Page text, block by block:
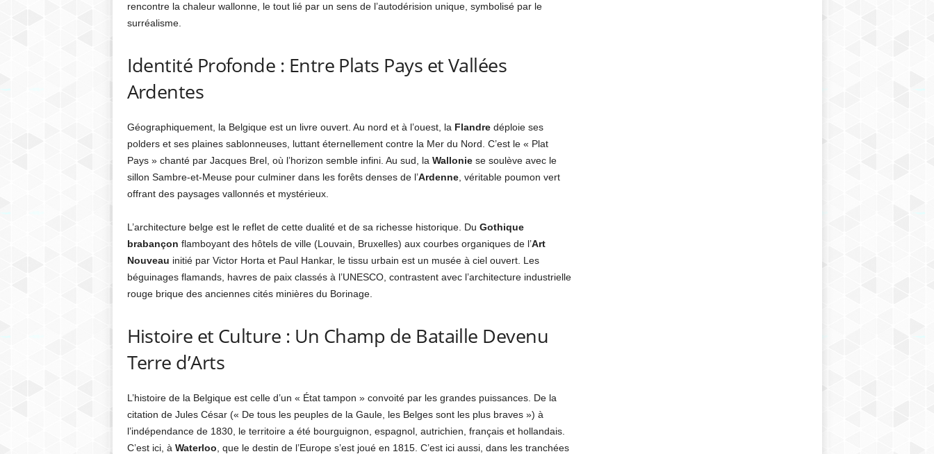
rencontre la chaleur wallonne, le tout lié par un sens de l’autodérision unique, symbolisé par le
surréalisme.
Identité Profonde : Entre Plats Pays et Vallées
Ardentes
Géographiquement, la Belgique est un livre ouvert. Au nord et à l’ouest, la Flandredéploie ses
polders et ses plaines sablonneuses, luttant éternellement contre la Mer du Nord. C’est le « Plat
Pays » chanté par Jacques Brel, où l’horizon semble infini. Au sud, la Walloniese soulève avec le
sillon Sambre-et-Meuse pour culminer dans les forêts denses de l’Ardenne, véritable poumon vert
offrant des paysages vallonnés et mystérieux.
L’architecture belge est le reflet de cette dualité et de sa richesse historique. Du Gothique
brabançon flamboyant des hôtels de ville (Louvain, Bruxelles) aux courbes organiques de l’Art
Nouveau initié par Victor Horta et Paul Hankar, le tissu urbain est un musée à ciel ouvert. Les
béguinages flamands, havres de paix classés à l’UNESCO, contrastent avec l’architecture industrielle
rouge brique des anciennes cités minières du Borinage.
Histoire et Culture : Un Champ de Bataille Devenu
Terre d’Arts
L’histoire de la Belgique est celle d’un « État tampon » convoité par les grandes puissances. De la
citation de Jules César (« De tous les peuples de la Gaule, les Belges sont les plus braves ») à
l’indépendance de 1830, le territoire a été bourguignon, espagnol, autrichien, français et hollandais.
C’est ici, à Waterloo , que le destin de l’Europe s’est joué en 1815. C’est ici aussi, dans les tranchées